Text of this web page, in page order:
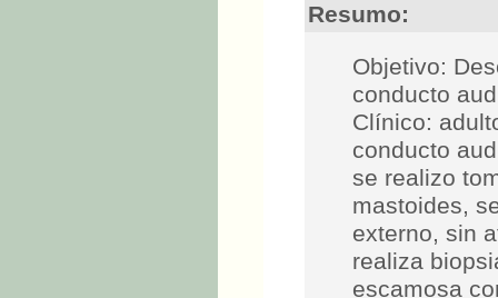
Resumo:
Objetivo:
conducto
Clínico:
conducto
se realizo
mastoides,
externo, sin
realiza
escamosa